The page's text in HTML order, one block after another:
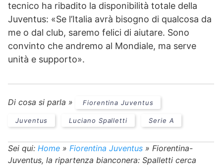
tecnico ha ribadito la disponibilità totale della
Juventus: «Se l’Italia avrà bisogno di qualcosa da
me o dal club, saremo felici di aiutare. Sono
convinto che andremo al Mondiale, ma serve
unità e supporto».
Di cosa si parla » Fiorentina Juventus
Juventus Luciano Spalletti Serie A
Sei qui: Home » Fiorentina Juventus » Fiorentina-
Juventus, la ripartenza bianconera: Spalletti cerca